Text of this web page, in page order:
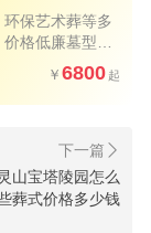
在精心设计
礼方式，价
葱葱的草坪
供了一个安
保艺术葬等多
格低廉墓型品
6800
山宝塔陵园怎么
葬式价格多少钱